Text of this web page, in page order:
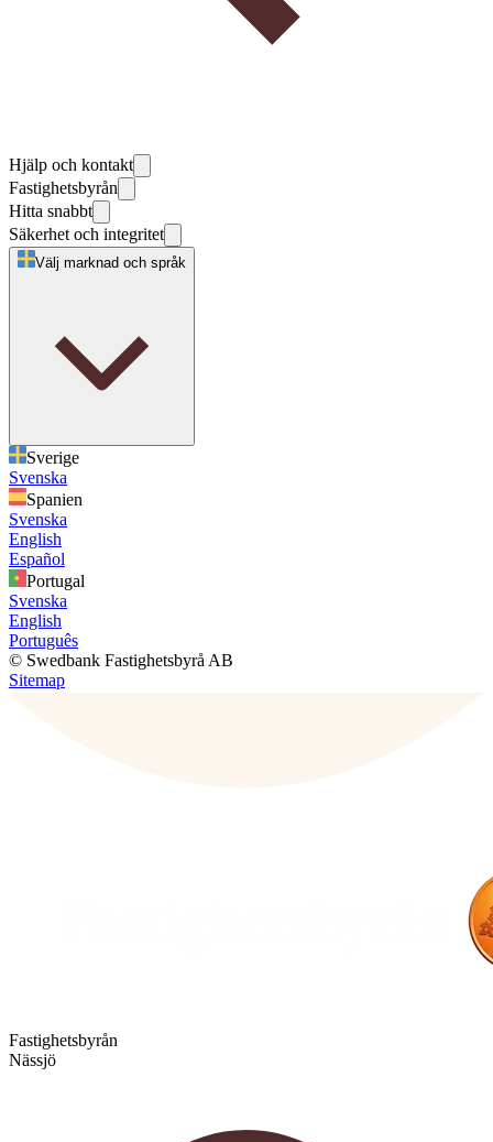
Hjälp och kontakt
Fastighetsbyrån
Hitta snabbt
Säkerhet och integritet
Välj marknad och språk
Sverige
Svenska
Spanien
Svenska
English
Español
Portugal
Svenska
English
Português
© Swedbank Fastighetsbyrå AB
Sitemap
Fastighetsbyrån
Nässjö